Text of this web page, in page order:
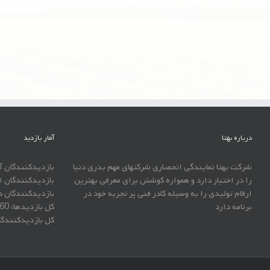
درباره بهتا
شرکت بهتا نمایندگی انحصاری شرکتهای مهم بذری دنیا
را در اختیار دارد و همواره کوشش برای معرفی بهترین
ارقام تولیدی را به وسیله کادر فنی پر تجربه خود در
برنامه دارد
آمار بازدید
بازدیدکنندگان
بازدیدکنندگان
کل بازدیدها:
کل